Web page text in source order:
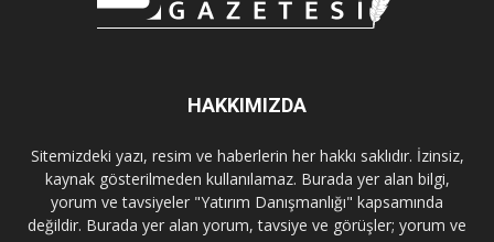
HAKKIMIZDA
Sitemizdeki yazı, resim ve haberlerin her hakkı saklıdır. İzinsiz,
kaynak gösterilmeden kullanılamaz. Burada yer alan bilgi,
yorum ve tavsiyeler "Yatırım Danışmanlığı" kapsamında
değildir. Burada yer alan yorum, tavsiye ve görüşler; yorum ve